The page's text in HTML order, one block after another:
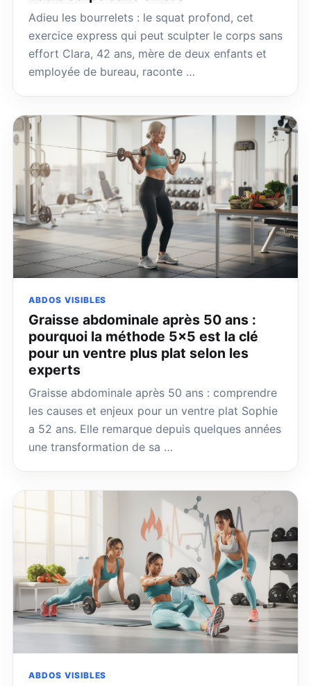
Adieu les bourrelets : le squat profond, cet
exercice express qui peut sculpter le corps sans
effort Clara, 42 ans, mère de deux enfants et
employée de bureau, raconte …
ABDOS VISIBLES
Graisse abdominale après 50 ans :
pourquoi la méthode 5×5 est la clé
pour un ventre plus plat selon les
experts
Graisse abdominale après 50 ans : comprendre
les causes et enjeux pour un ventre plat Sophie
a 52 ans. Elle remarque depuis quelques années
une transformation de sa …
ABDOS VISIBLES